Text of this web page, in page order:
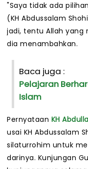
"Saya tidak ada
(KH Abdussalam
jadi, tentu Allah yang
dia menambahkan.
Baca juga :
Pelajaran
Islam
Pernyataan KH
usai KH Abdussalam
silaturrohim untuk
darinya. Kunjungan